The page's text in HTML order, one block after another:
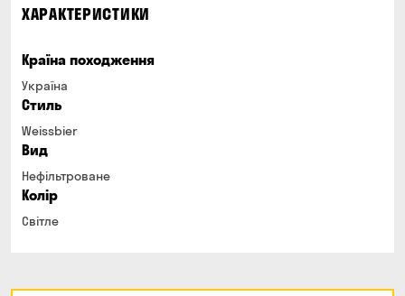
ХАРАКТЕРИСТИКИ
Країна походження
Україна
Стиль
Weissbier
Вид
Нефільтроване
Колір
Світле